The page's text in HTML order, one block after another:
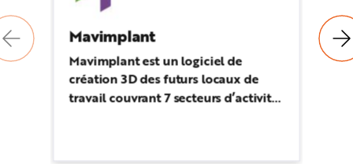
Mavimplant
Mavimplant est un logiciel de
création 3D des futurs locaux de
travail couvrant 7 secteurs d’activités